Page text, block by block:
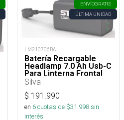
ENVÍOGRATIS
ÚLTIMA UNIDAD
LM210706BA
Batería Recargable
Headlamp 7.0 Ah Usb-C
Para Linterna Frontal
Silva
$ 191.990
en 6cuotas de $31.998sin
interés